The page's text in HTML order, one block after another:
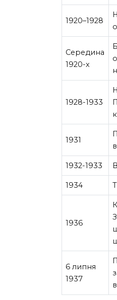
1920–1928
Середина
1920-х
1928-1933
1931
1932-1933
1934
1936
6 липня
1937